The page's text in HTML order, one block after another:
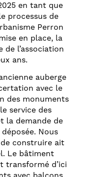
en tant que
processus de
Perron
en place, la
de l’association
ans.
auberge
avec le
des monuments
service des
la demande de
Nous
construire ait
Le bâtiment
transformé d’ici